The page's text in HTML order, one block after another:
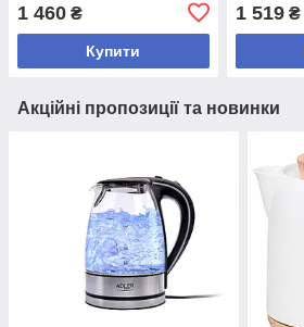
1 460 ₴
Купити
1 519₴
Акційні пропозиції та новинки